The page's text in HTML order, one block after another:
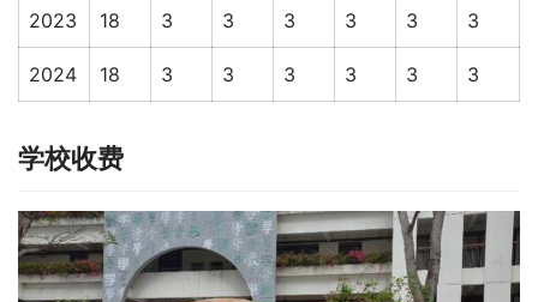
2023 18 3 3 3 3 3 3
2024 18 3 3 3 3 3 3
学校收费